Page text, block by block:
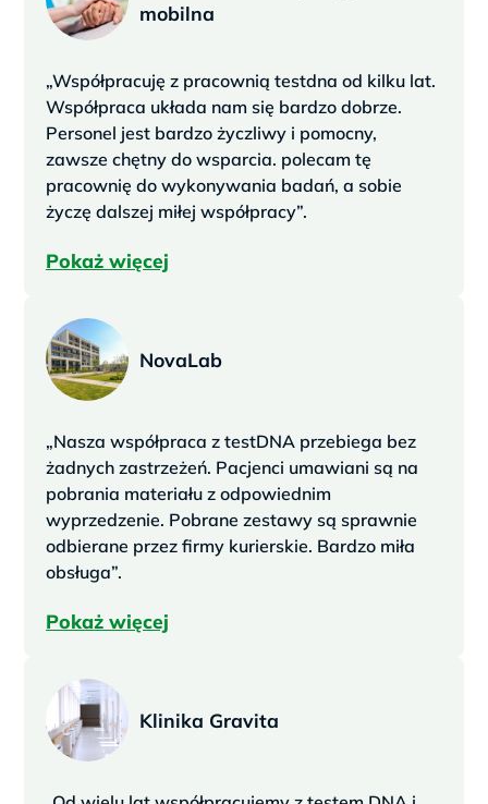
mobilna
„Współpracuję z pracownią testdna od kilku lat.
Współpraca układa nam się bardzo dobrze.
Personel jest bardzo życzliwy i pomocny,
zawsze chętny do wsparcia. polecam tę
pracownię do wykonywania badań, a sobie
życzę dalszej miłej współpracy”.
Pokaż więcej
NovaLab
„Nasza współpraca z testDNA przebiega bez
żadnych zastrzeżeń. Pacjenci umawiani są na
pobrania materiału z odpowiednim
wyprzedzenie. Pobrane zestawy są sprawnie
odbierane przez firmy kurierskie. Bardzo miła
obsługa”.
Pokaż więcej
Klinika Gravita